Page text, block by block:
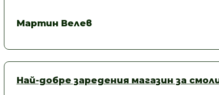
Мартин Велев
Най-добре заредения магазин за